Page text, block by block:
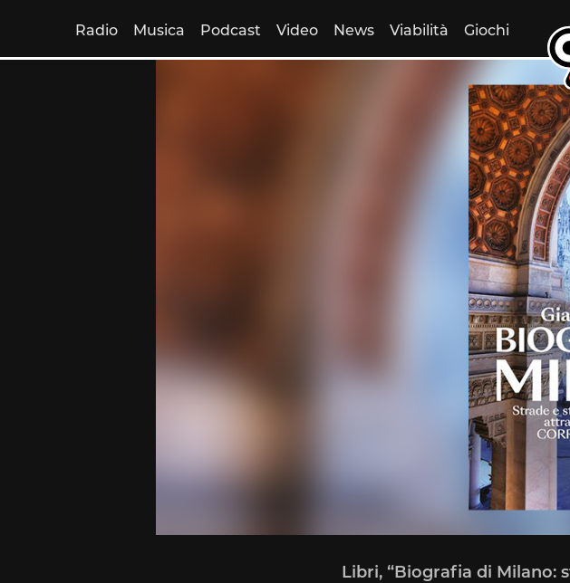
Radio Musica Podcast Video News Viabilità Giochi
Libri, “Biografia di Milano: